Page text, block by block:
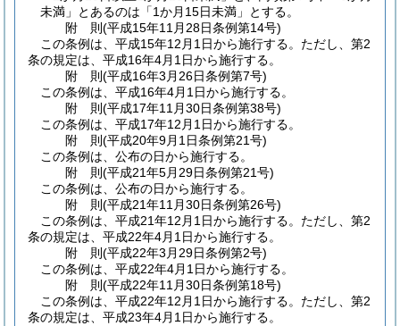
未満」とあるのは「1か月15日未満」とする。
附 則(平成15年11月28日条例第14号)
この条例は、平成15年12月1日から施行する。 ただし、第2
条の規定は、平成16年4月1日から施行する。
附 則(平成16年3月26日条例第7号)
この条例は、平成16年4月1日から施行する。
附 則(平成17年11月30日条例第38号)
この条例は、平成17年12月1日から施行する。
附 則(平成20年9月1日条例第21号)
この条例は、公布の日から施行する。
附 則(平成21年5月29日条例第21号)
この条例は、公布の日から施行する。
附 則(平成21年11月30日条例第26号)
この条例は、平成21年12月1日から施行する。 ただし、第2
条の規定は、平成22年4月1日から施行する。
附 則(平成22年3月29日条例第2号)
この条例は、平成22年4月1日から施行する。
附 則(平成22年11月30日条例第18号)
この条例は、平成22年12月1日から施行する。 ただし、第2
条の規定は、平成23年4月1日から施行する。